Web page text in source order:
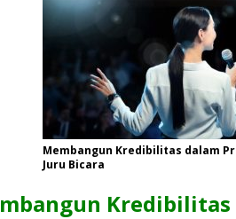
Membangun Kredibilitas dalam
Juru Bicara
Kredibilitas